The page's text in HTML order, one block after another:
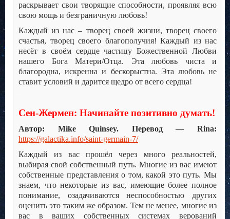
раскрывает свои творящие способности, проявляя всю
свою мощь и безграничную любовь!
Каждый из нас – творец своей жизни, творец своего
счастья, творец своего благополучия! Каждый из нас
несёт в своём сердце частицу Божественной Любви
нашего Бога Матери/Отца. Эта любовь чиста и
благородна, искренна и бескорыстна. Эта любовь не
ставит условий и дарится щедро от всего сердца!
Сен-Жермен: Начинайте позитивно думать!
Автор: Mike Quinsey. Перевод — Rina:
https://galactika.info/saint-germain-7/
Каждый из вас прошёл через много реальностей,
выбирая свой собственный путь. Многие из вас имеют
собственные представления о том, какой это путь. Мы
знаем, что некоторые из вас, имеющие более полное
понимание, озадачиваются неспособностью других
оценить это таким же образом. Тем не менее, многие из
вас в ваших собственных системах верований